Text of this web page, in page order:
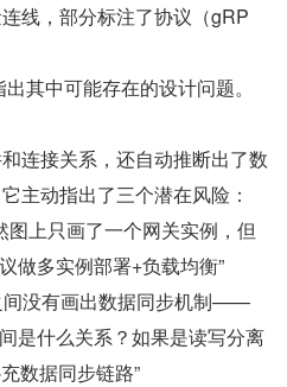
线，部分标注了协议（gRP
其中可能存在的设计问题。
连接关系，还自动推断出了数
主动指出了三个潜在风险：
上只画了一个网关实例，但
做多实例部署+负载均衡”
间没有画出数据同步机制——
是什么关系？如果是读写分离
数据同步链路”